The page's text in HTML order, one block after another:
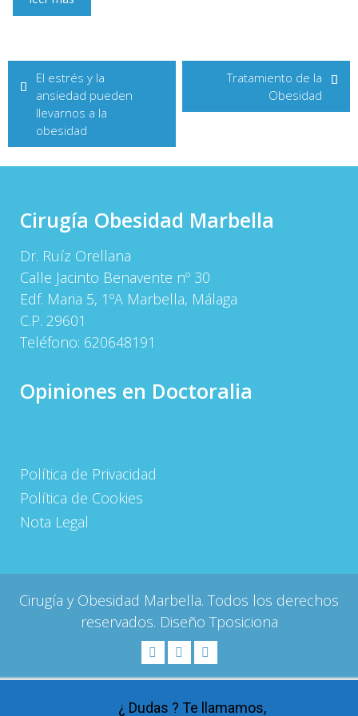
Navegación
de
entradas
El estrés y la
ansiedad pueden
llevarnos a la
obesidad
Tratamiento de la
Obesidad
Cirugía Obesidad Marbella
Dr. Ruíz Orellana
Calle Jacinto Benavente nº 30
Edf. Maria 5, 1ºA Marbella, Málaga
C.P. 29601
Teléfono: 620648191
Opiniones en Doctoralia
Política de Privacidad
Política de Cookies
Nota Legal
Cirugía y Obesidad Marbella. Todos los derechos
reservados. Diseño Tposiciona
¿ Dudas ? Te llamamos,